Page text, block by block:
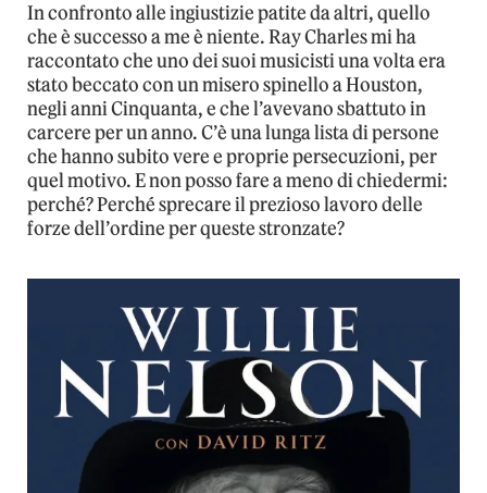
In confronto alle ingiustizie patite da altri, quello
che è successo a me è niente. Ray Charles mi ha
raccontato che uno dei suoi musicisti una volta era
stato beccato con un misero spinello a Houston,
negli anni Cinquanta, e che l’avevano sbattuto in
carcere per un anno. C’è una lunga lista di persone
che hanno subito vere e proprie persecuzioni, per
quel motivo. E non posso fare a meno di chiedermi:
perché? Perché sprecare il prezioso lavoro delle
forze dell’ordine per queste stronzate?